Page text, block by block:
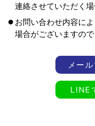
連絡させていただく場
お問い合わせ内容に
場合がございますので
メー
LINE